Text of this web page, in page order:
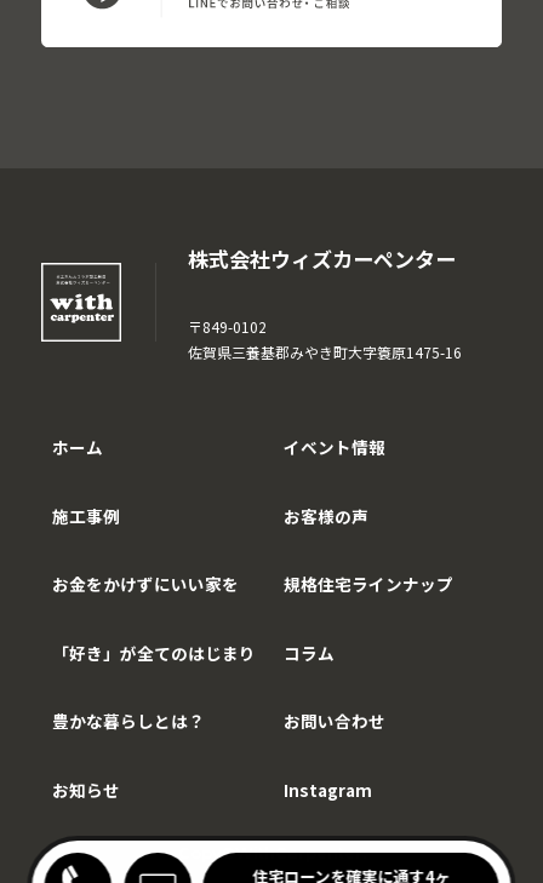
株式会社ウィズカーペンター
〒849-0102
佐賀県三養基郡みやき町大字簑原1475-16
ホーム
施工事例
お金をかけずにいい家を
「好き」が全てのはじまり
豊かな暮らしとは？
お知らせ
イベント情報
お客様の声
規格住宅ラインナップ
コラム
お問い合わせ
Instagram
Copy©WithCarpenter.
キッチンの家見学会 住宅ローンを確実に通す4ヶ